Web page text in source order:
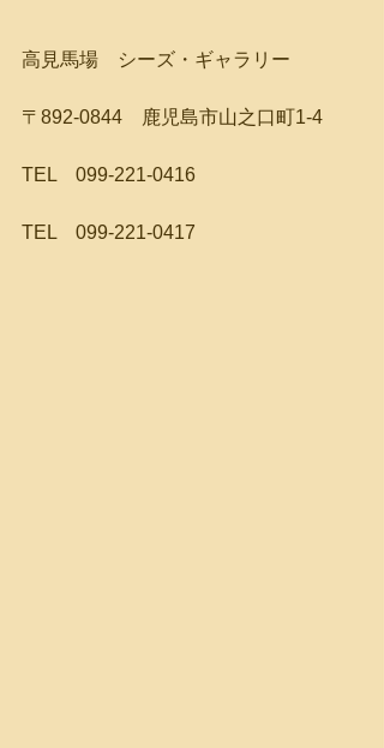
高見馬場　シーズ・ギャラリー
〒892-0844　鹿児島市山之口町1-4
TEL　099-221-0416
TEL　099-221-0417